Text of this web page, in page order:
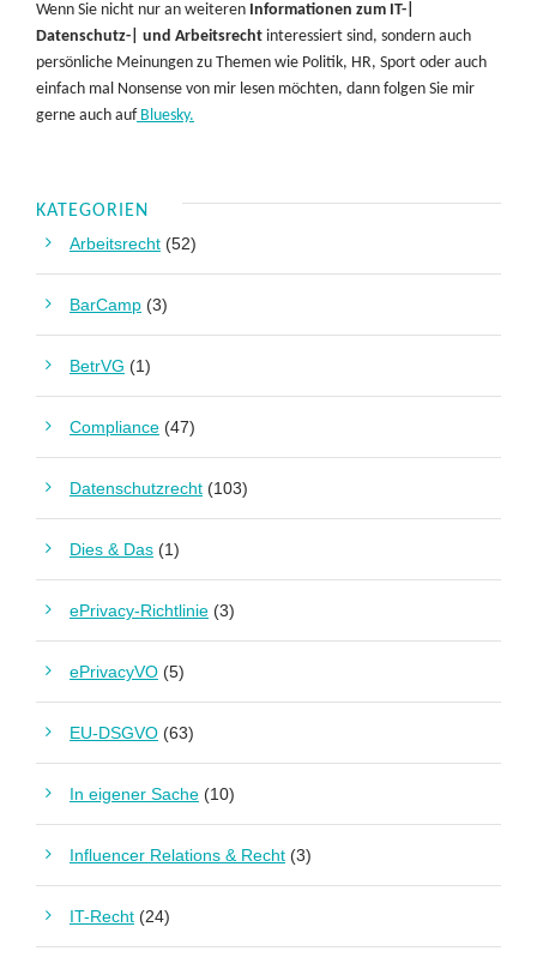
Wenn Sie nicht nur an weiteren Informationen zum IT-|
Datenschutz-| und Arbeitsrecht interessiert sind, sondern auch
persönliche Meinungen zu Themen wie Politik, HR, Sport oder auch
einfach mal Nonsense von mir lesen möchten, dann folgen Sie mir
gerne auch aufBluesky.
KATEGORIEN
Arbeitsrecht (52)
BarCamp (3)
BetrVG (1)
Compliance (47)
Datenschutzrecht (103)
Dies & Das (1)
ePrivacy-Richtlinie (3)
ePrivacyVO (5)
EU-DSGVO (63)
In eigener Sache (10)
Influencer Relations & Recht (3)
IT-Recht (24)